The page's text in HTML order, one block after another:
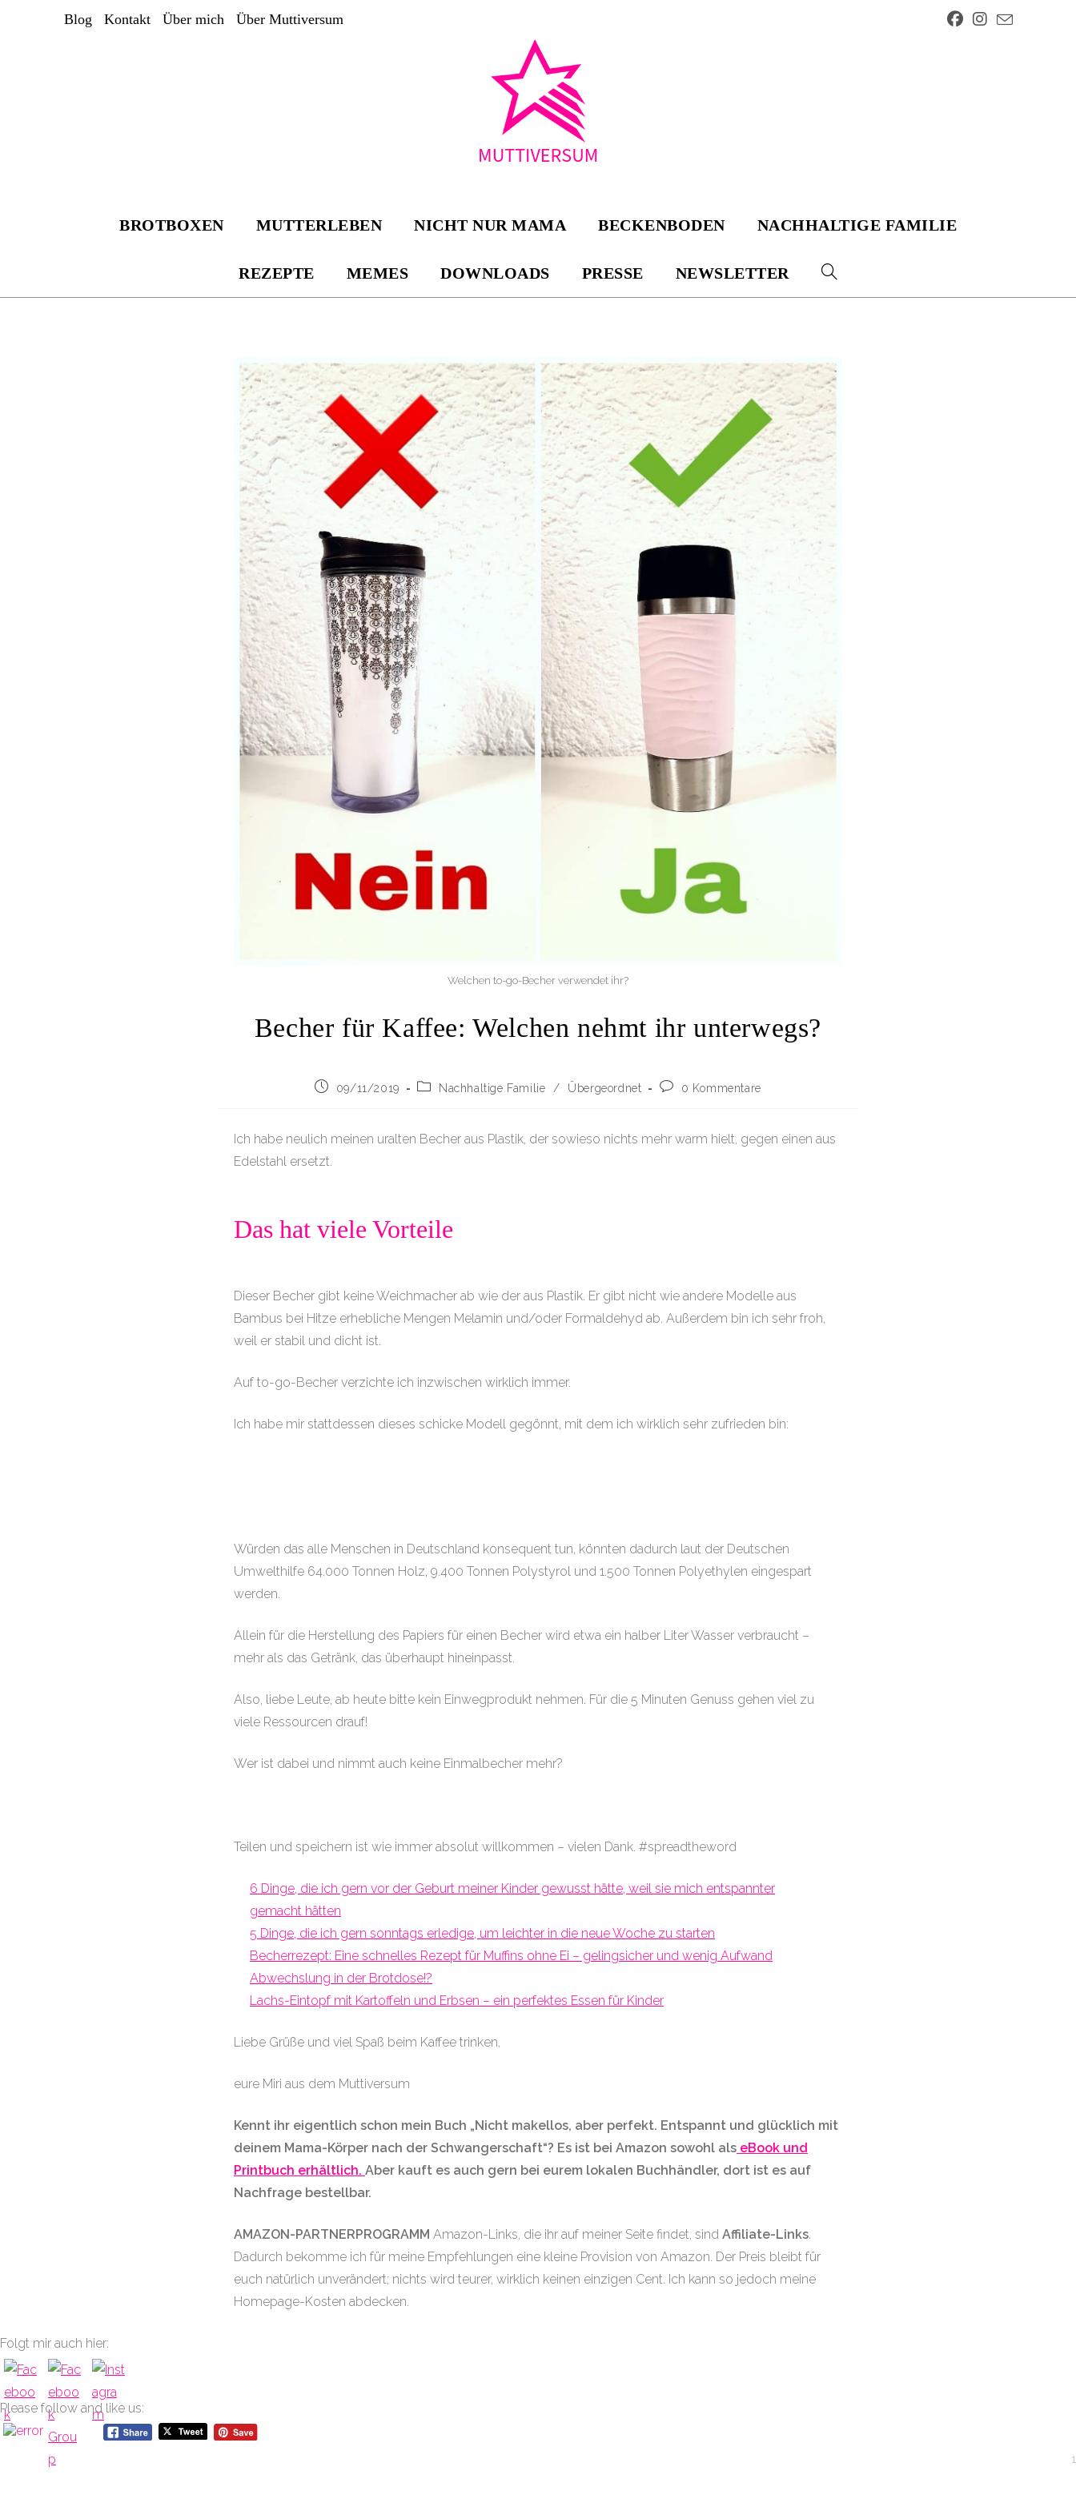
Blog Kontakt Über mich Über Muttiversum
BROTBOXEN MUTTERLEBEN NICHT NUR MAMA BECKENBODEN NACHHALTIGE FAMILIE
REZEPTE MEMES DOWNLOADS PRESSE NEWSLETTER WEBSITE-
UMSCHALTEN
Welchen to-go-Becher verwendet ihr?
Becher für Kaffee: Welchen nehmt ihr unterwegs?
Beitrag09/11/2019
Beitrags-
Nachhaltige Familie / Übergeordnet
Beitrags-
0 Kommentare
Ich habe neulich meinen uralten Becher aus Plastik, der sowieso nichts mehr warm hielt, gegen einen aus
Edelstahl ersetzt.
Das hat viele Vorteile
Dieser Becher gibt keine Weichmacher ab wie der aus Plastik. Er gibt nicht wie andere Modelle aus
Bambus bei Hitze erhebliche Mengen Melamin und/oder Formaldehyd ab. Außerdem bin ich sehr froh,
weil er stabil und dicht ist.
Auf to-go-Becher verzichte ich inzwischen wirklich immer.
Ich habe mir stattdessen dieses schicke Modell gegönnt, mit dem ich wirklich sehr zufrieden bin:
Würden das alle Menschen in Deutschland konsequent tun, könnten dadurch laut der Deutschen
Umwelthilfe 64.000 Tonnen Holz, 9.400 Tonnen Polystyrol und 1.500 Tonnen Polyethylen eingespart
werden.
Allein für die Herstellung des Papiers für einen Becher wird etwa ein halber Liter Wasser verbraucht –
mehr als das Getränk, das überhaupt hineinpasst.
Also, liebe Leute, ab heute bitte kein Einwegprodukt nehmen. Für die 5 Minuten Genuss gehen viel zu
viele Ressourcen drauf!
Wer ist dabei und nimmt auch keine Einmalbecher mehr?
Teilen und speichern ist wie immer absolut willkommen – vielen Dank. #spreadtheword
6 Dinge, die ich gern vor der Geburt meiner Kinder gewusst hätte, weil sie mich entspannter
gemacht hätten
5 Dinge, die ich gern sonntags erledige, um leichter in die neue Woche zu starten
Becherrezept: Eine schnelles Rezept für Muffins ohne Ei – gelingsicher und wenig Aufwand
Abwechslung in der Brotdose!?
Lachs-Eintopf mit Kartoffeln und Erbsen – ein perfektes Essen für Kinder
Liebe Grüße und viel Spaß beim Kaffee trinken,
eure Miri aus dem Muttiversum
Kennt ihr eigentlich schon mein Buch „Nicht makellos, aber perfekt. Entspannt und glücklich mit
deinem Mama-Körper nach der Schwangerschaft“? Es ist bei Amazon sowohl als eBook und
Printbuch erhältlich. Aber kauft es auch gern bei eurem lokalen Buchhändler, dort ist es auf
Nachfrage bestellbar.
AMAZON-PARTNERPROGRAMM Amazon-Links, die ihr auf meiner Seite findet, sind Affiliate-Links
Dadurch bekomme ich für meine Empfehlungen eine kleine Provision von Amazon. Der Preis bleibt für
euch natürlich unverändert; nichts wird teurer, wirklich keinen einzigen Cent. Ich kann so jedoch meine
Homepage-Kosten abdecken.
Folgt mir auch hier:
Please follow and like us:
1